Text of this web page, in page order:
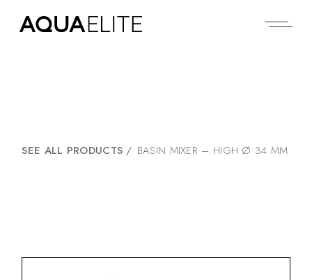
SEE ALL PRODUCTS / BASIN MIXER – HIGH Ø 34 MM